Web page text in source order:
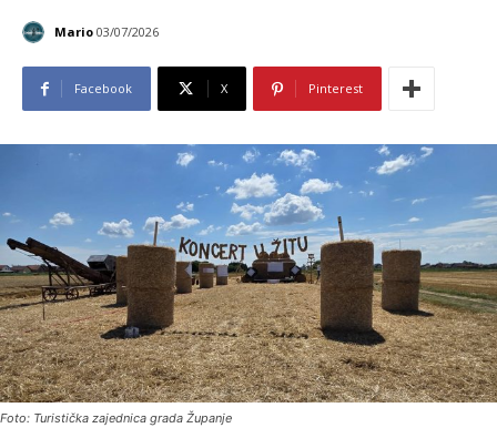
Mario 03/07/2026
Facebook X Pinterest
Foto: Turistička zajednica grada Županje